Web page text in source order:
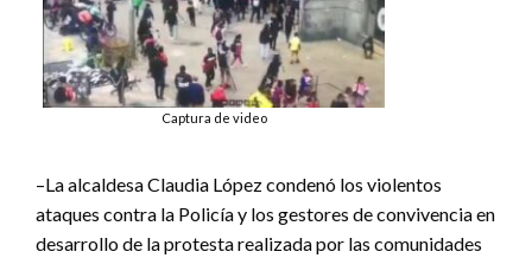
Captura de video
–La alcaldesa Claudia López condenó los violentos
ataques contra la Policía y los gestores de convivencia en
desarrollo de la protesta realizada por las comunidades